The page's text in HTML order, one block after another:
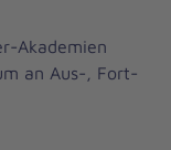
Akademien
an Aus-, Fort-